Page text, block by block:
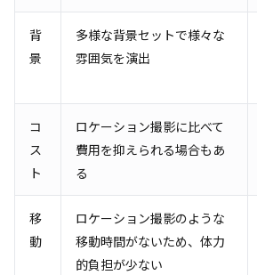
背
景
多様な背景セットで様々な
雰囲気を演出
コ
ス
ト
ロケーション撮影に比べて
費用を抑えられる場合もあ
る
移
動
ロケーション撮影のような
移動時間がないため、体力
的負担が少ない